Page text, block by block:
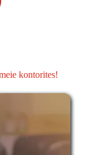
kontorites!